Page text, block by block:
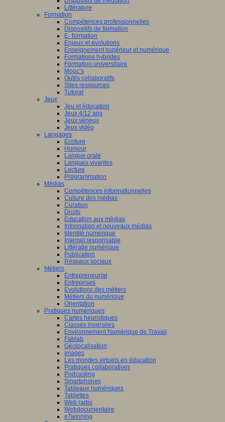
Littérature
Formation
Compétences professionnelles
Dispositifs de formation
E- formation
Enjeux et évolutions
Enseignement supérieur et numérique
Formations hybrides
Formation universitaire
Mooc’s
Outils collaboratifs
Sites ressources
Tutorat
Jeux
Jeu et éducation
Jeux 4/12 ans
Jeux sérieux
Jeux vidéo
Langages
Ecriture
Humour
Langue orale
Langues vivantes
Lecture
Programmation
Médias
Compétences informationnelles
Culture des médias
Curation
Droits
Education aux médias
Information et nouveaux médias
Identité numérique
Internet responsable
Littératie numérique
Publication
Réseaux sociaux
Métiers
Entrepreneuriat
Entreprises
Evolutions des métiers
Métiers du numérique
Orientation
Pratiques numériques
Cartes heuristiques
Classes inversées
Environnement Numérique de Travail
Fablab
Géolocalisation
Images
Les mondes virtuels en éducation
Pratiques collaboratives
Podcasting
Smartphones
Tableaux numériques
Tablettes
Web radio
Webdocumentaire
eTwinning